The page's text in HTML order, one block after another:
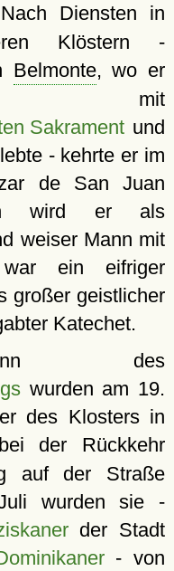
Diensten in
Klöstern -
Belmonte, wo er
mit
Sakramentund
- kehrte er im
de San Juan
wird er als
weiser Mann mit
war ein eifriger
großer geistlicher
Katechet.
des
wurden am 19.
des Klosters in
der Rückkehr
auf der Straße
wurden sie -
der Stadt
- von